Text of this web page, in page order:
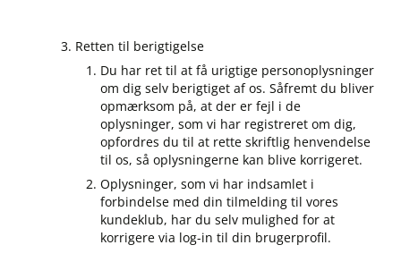
Retten til berigtigelse
Du har ret til at få urigtige personoplysninger
om dig selv berigtiget af os. Såfremt du bliver
opmærksom på, at der er fejl i de
oplysninger, som vi har registreret om dig,
opfordres du til at rette skriftlig henvendelse
til os, så oplysningerne kan blive korrigeret.
Oplysninger, som vi har indsamlet i
forbindelse med din tilmelding til vores
kundeklub, har du selv mulighed for at
korrigere via log-in til din brugerprofil.